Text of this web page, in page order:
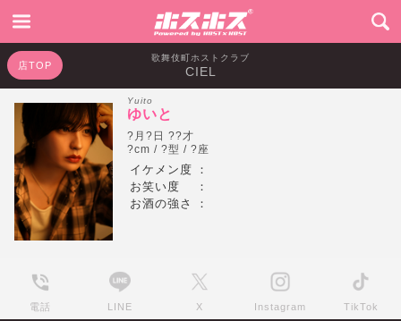
歌舞伎町ホストクラブ
CIEL
店TOP
Yuito
ゆいと
?月?日 ??才
?cm / ?型 / ?座
イケメン度
：
お笑い度
：
お酒の強さ
：
電話 LINE X Instagram TikTok